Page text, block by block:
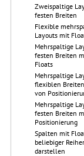
Zweispaltige
festen Breiten
Flexible
Layouts mit
Mehrspaltige
festen Breiten
Floats
Mehrspaltige
flexiblen
von
Mehrspaltige
festen Breiten
Positionierung
Spalten mit
beliebiger
darstellen